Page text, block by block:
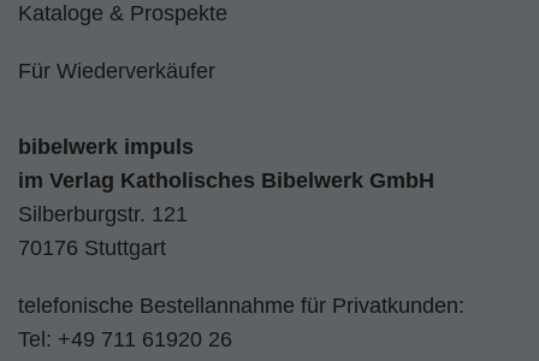
Kataloge & Prospekte
Für Wiederverkäufer
bibelwerk impuls
im Verlag Katholisches Bibelwerk GmbH
Silberburgstr. 121
70176 Stuttgart
telefonische Bestellannahme für Privatkunden:
Tel: +49 711 61920 26